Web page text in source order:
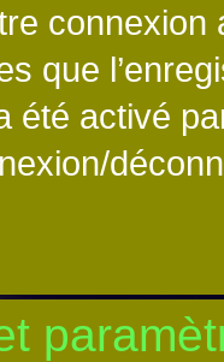
que
été activé